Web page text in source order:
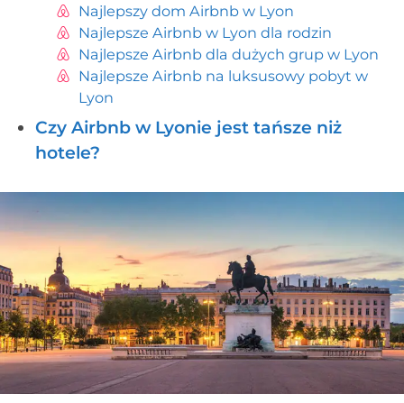
Najlepszy dom Airbnb w Lyon
Najlepsze Airbnb w Lyon dla rodzin
Najlepsze Airbnb dla dużych grup w Lyon
Najlepsze Airbnb na luksusowy pobyt w
Lyon
Czy Airbnb w Lyonie jest tańsze niż
hotele?